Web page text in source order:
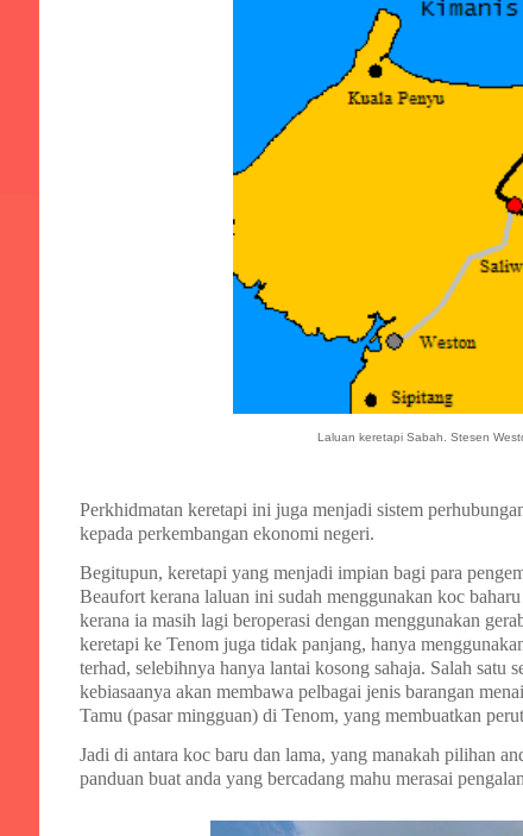
Laluan keretapi Sabah. Stesen
Perkhidmatan keretapi ini juga menjadi sistem
kepada perkembangan ekonomi negeri.
Begitupun, keretapi yang menjadi impian bagi para
Beaufort kerana laluan ini sudah menggunakan koc
kerana ia masih lagi beroperasi dengan menggunakan
keretapi ke Tenom juga tidak panjang, hanya
terhad, selebihnya hanya lantai kosong sahaja. Salah satu
kebiasaanya akan membawa pelbagai jenis barangan
Tamu (pasar mingguan) di Tenom, yang membuatkan
Jadi di antara koc baru dan lama, yang manakah pilihan
panduan buat anda yang bercadang mahu merasai